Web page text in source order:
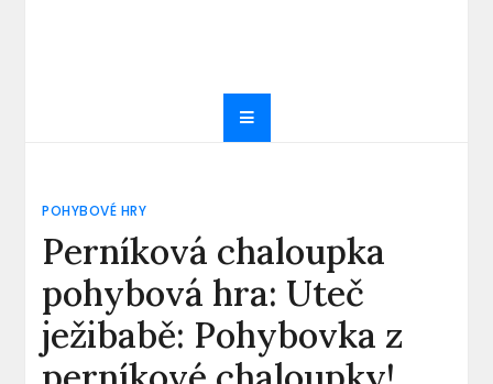
POHYBOVÉ HRY
Perníková chaloupka
pohybová hra: Uteč
ježibabě: Pohybovka z